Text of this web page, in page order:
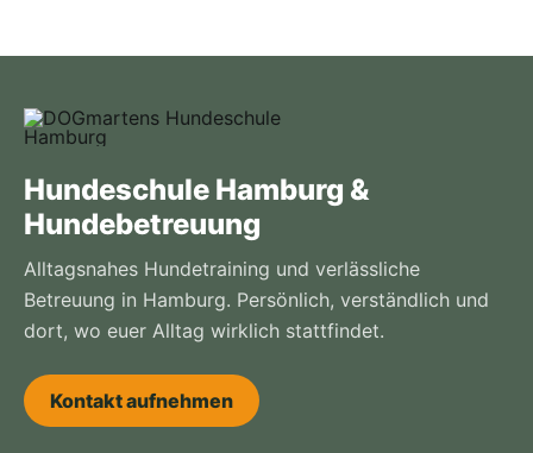
Hundeschule Hamburg &
Hundebetreuung
Alltagsnahes Hundetraining und verlässliche
Betreuung in Hamburg. Persönlich, verständlich und
dort, wo euer Alltag wirklich stattfindet.
Kontakt aufnehmen